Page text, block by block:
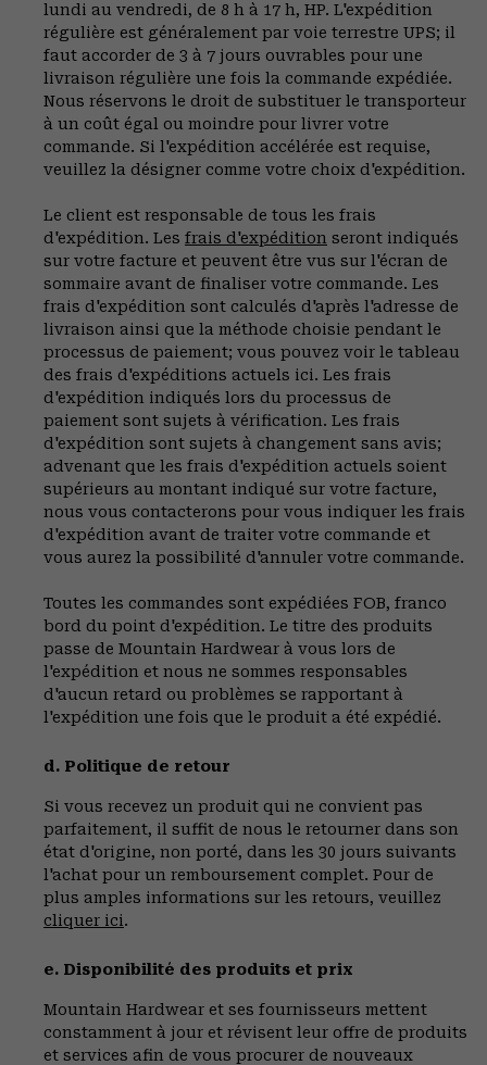
lundi au vendredi, de 8 h à 17 h, HP. L'expédition
régulière est généralement par voie terrestre UPS; il
faut accorder de 3 à 7 jours ouvrables pour une
livraison régulière une fois la commande expédiée.
Nous réservons le droit de substituer le transporteur
à un coût égal ou moindre pour livrer votre
commande. Si l'expédition accélérée est requise,
veuillez la désigner comme votre choix d'expédition.
Le client est responsable de tous les frais
d'expédition. Les frais d'expédition seront indiqués
sur votre facture et peuvent être vus sur l'écran de
sommaire avant de finaliser votre commande. Les
frais d'expédition sont calculés d'après l'adresse de
livraison ainsi que la méthode choisie pendant le
processus de paiement; vous pouvez voir le tableau
des frais d'expéditions actuels ici. Les frais
d'expédition indiqués lors du processus de
paiement sont sujets à vérification. Les frais
d'expédition sont sujets à changement sans avis;
advenant que les frais d'expédition actuels soient
supérieurs au montant indiqué sur votre facture,
nous vous contacterons pour vous indiquer les frais
d'expédition avant de traiter votre commande et
vous aurez la possibilité d'annuler votre commande.
Toutes les commandes sont expédiées FOB, franco
bord du point d'expédition. Le titre des produits
passe de Mountain Hardwear à vous lors de
l'expédition et nous ne sommes responsables
d'aucun retard ou problèmes se rapportant à
l'expédition une fois que le produit a été expédié.
d. Politique de retour
Si vous recevez un produit qui ne convient pas
parfaitement, il suffit de nous le retourner dans son
état d'origine, non porté, dans les 30 jours suivants
l'achat pour un remboursement complet. Pour de
plus amples informations sur les retours, veuillez
cliquer ici.
e. Disponibilité des produits et prix
Mountain Hardwear et ses fournisseurs mettent
constamment à jour et révisent leur offre de produits
et services afin de vous procurer de nouveaux